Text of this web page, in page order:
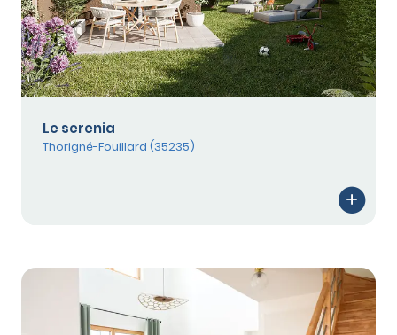
Le serenia
Thorigné-Fouillard (35235)